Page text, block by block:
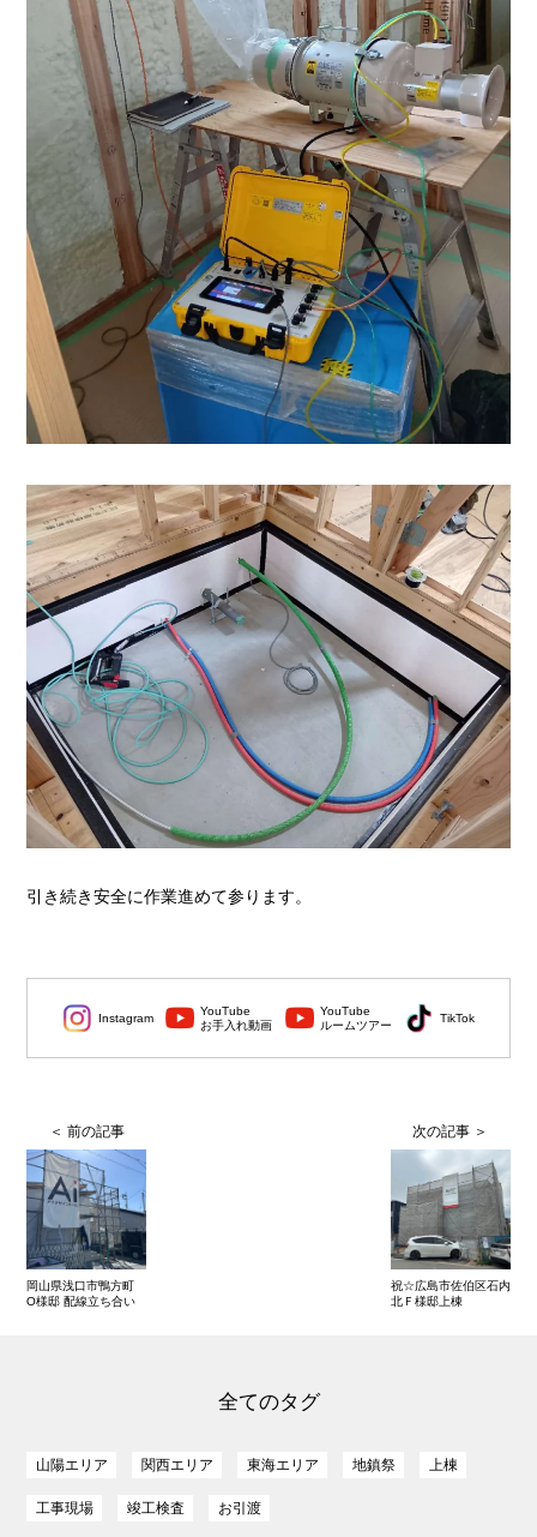
引き続き安全に作業進めて参ります。
Instagram
YouTube
お手入れ動画
YouTube
ルームツアー
TikTok
岡山県浅口市鴨方町
O様邸 配線立ち合い
祝☆広島市佐伯区石内
北Ｆ様邸上棟
全てのタグ
山陽エリア 関西エリア 東海エリア 地鎮祭 上棟
工事現場 竣工検査 お引渡